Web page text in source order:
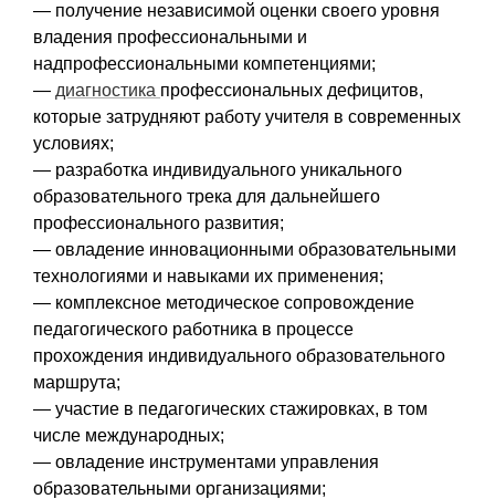
— получение независимой оценки своего уровня
владения профессиональными и
надпрофессиональными компетенциями;
— диагностика профессиональных дефицитов,
которые затрудняют работу учителя в современных
условиях;
— разработка индивидуального уникального
образовательного трека для дальнейшего
профессионального развития;
— овладение инновационными образовательными
технологиями и навыками их применения;
— комплексное методическое сопровождение
педагогического работника в процессе
прохождения индивидуального образовательного
маршрута;
— участие в педагогических стажировках, в том
числе международных;
— овладение инструментами управления
образовательными организациями;